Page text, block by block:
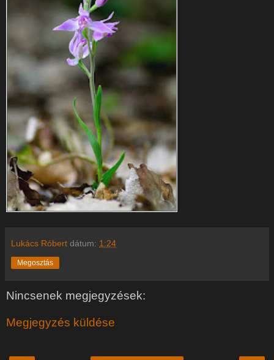
Lukács Róbert dátum: 1:24
Megosztás
Nincsenek megjegyzések:
Megjegyzés küldése